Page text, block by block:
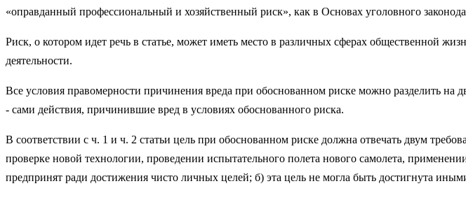
«оправданный профессиональный и хозяйственный риск», как в Основах уголовного
Риск, о котором идет речь в статье, может иметь место в различных сферах общественной
деятельности.
Все условия правомерности причинения вреда при обоснованном риске можно разделить на
- сами действия, причинившие вред в условиях обоснованного риска.
В соответствии с ч. 1 и ч. 2 статьи цель при обоснованном риске должна отвечать двум
проверке новой технологии, проведении испытательного полета нового самолета,
предпринят ради достижения чисто личных целей; б) эта цель не могла быть достигнута